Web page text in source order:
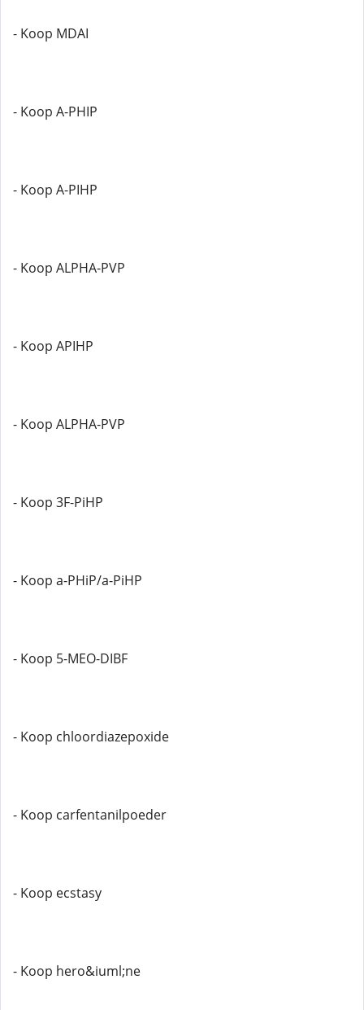
- Koop MDAI
- Koop A-PHIP
- Koop A-PIHP
- Koop ALPHA-PVP
- Koop APIHP
- Koop ALPHA-PVP
- Koop 3F-PiHP
- Koop a-PHiP/a-PiHP
- Koop 5-MEO-DIBF
- Koop chloordiazepoxide
- Koop carfentanilpoeder
- Koop ecstasy
- Koop hero&iuml;ne